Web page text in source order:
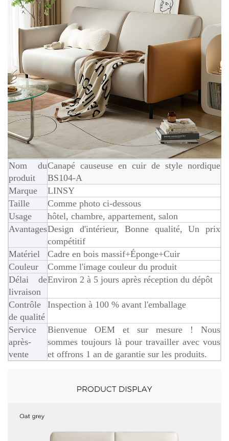
Nom du
produit
Canapé causeuse en cuir de style nordique
BS104-A
Marque
LINSY
Taille
Comme photo ci-dessous
Usage
hôtel, chambre, appartement, salon
AvantagesDesign d'intérieur, Bonne qualité, Un prix
compétitif
Matériel
Cadre en bois massif+Éponge+Cuir
Couleur
Comme l'image couleur du produit
Délai de
livraison
Environ 2 à 5 jours après réception du dépôt
Contrôle
de qualité
Inspection à 100 % avant l'emballage
Service
après-
vente
Bienvenue OEM et sur mesure ! Nous
sommes toujours là pour travailler avec vous
et offrons 1 an de garantie sur les produits.